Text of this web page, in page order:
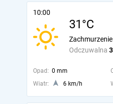
10:00
31°C
Odczuwalna
Opad: 0 mm
Wiatr:
6 km/h